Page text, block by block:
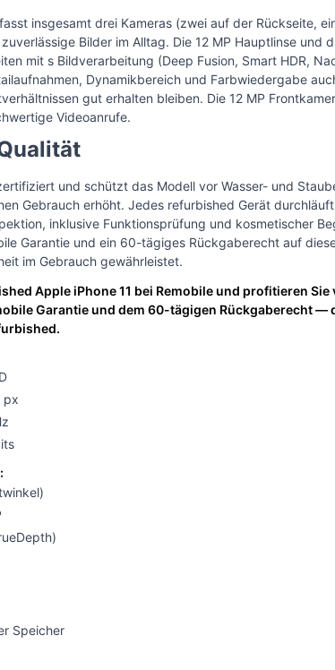
insgesamt drei Kameras (zwei auf der Rückseite,
Bilder im Alltag. Die 12 MP Hauptlinse und
mit s Bildverarbeitung (Deep Fusion, Smart HDR,
Dynamikbereich und Farbwiedergabe
gut erhalten bleiben. Die 12 MP
Videoanrufe.
und schützt das Modell vor Wasser- und
Gebrauch erhöht. Jedes refurbished Gerät
inklusive Funktionsprüfung und kosmetischer
Garantie und ein 60-tägiges Rückgaberecht auf
im Gebrauch gewährleistet.
Apple iPhone 11 bei Remobile und profitieren
Garantie und dem 60-tägigen Rückgaberecht —
px
Speicher